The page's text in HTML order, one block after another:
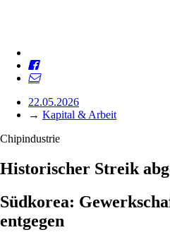
22.05.2026
→ Kapital & Arbeit
Chipindustrie
Historischer Streik
Südkorea:
entgegen